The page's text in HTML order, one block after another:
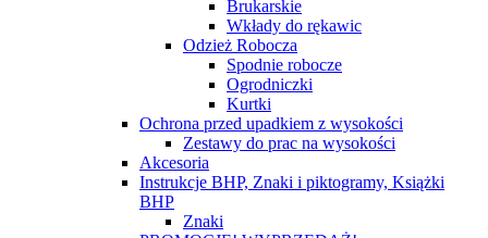
Brukarskie
Wkłady do rękawic
Odzież Robocza
Spodnie robocze
Ogrodniczki
Kurtki
Ochrona przed upadkiem z wysokości
Zestawy do prac na wysokości
Akcesoria
Instrukcje BHP, Znaki i piktogramy, Książki
BHP
Znaki